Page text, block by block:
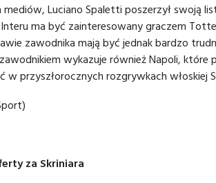
mediów, Luciano Spaletti poszerzył swoją
ma być zainteresowany graczem
zawodnika mają być jednak bardzo
wykazuje również Napoli,
w przyszłorocznych rozgrywkach włoskiej
za Skriniara